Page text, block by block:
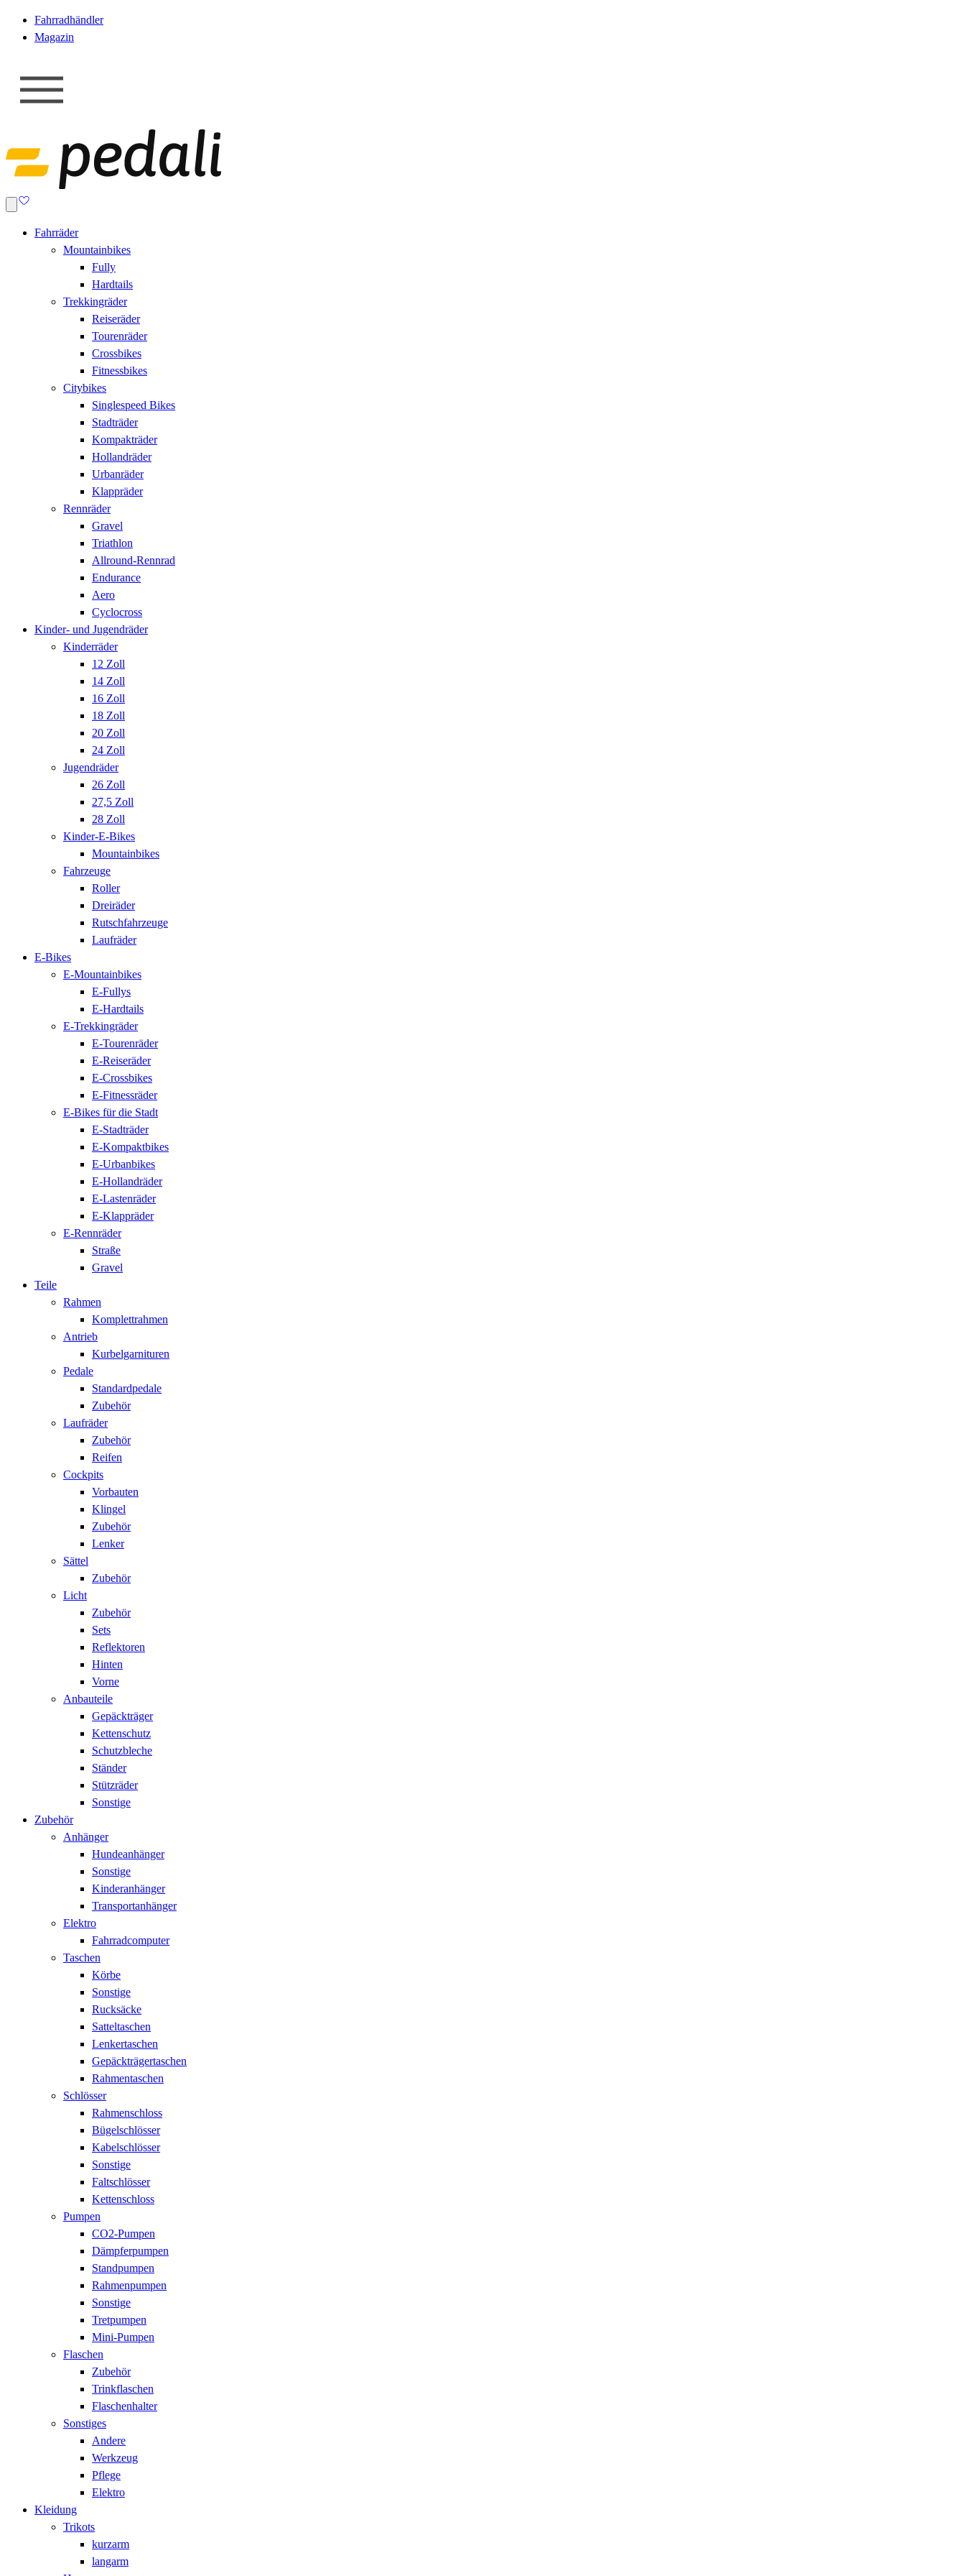
Fahrradhändler
Magazin
Fahrräder
Mountainbikes
Fully
Hardtails
Trekkingräder
Reiseräder
Tourenräder
Crossbikes
Fitnessbikes
Citybikes
Singlespeed Bikes
Stadträder
Kompakträder
Hollandräder
Urbanräder
Klappräder
Rennräder
Gravel
Triathlon
Allround-Rennrad
Endurance
Aero
Cyclocross
Kinder- und Jugendräder
Kinderräder
12 Zoll
14 Zoll
16 Zoll
18 Zoll
20 Zoll
24 Zoll
Jugendräder
26 Zoll
27,5 Zoll
28 Zoll
Kinder-E-Bikes
Mountainbikes
Fahrzeuge
Roller
Dreiräder
Rutschfahrzeuge
Laufräder
E-Bikes
E-Mountainbikes
E-Fullys
E-Hardtails
E-Trekkingräder
E-Tourenräder
E-Reiseräder
E-Crossbikes
E-Fitnessräder
E-Bikes für die Stadt
E-Stadträder
E-Kompaktbikes
E-Urbanbikes
E-Hollandräder
E-Lastenräder
E-Klappräder
E-Rennräder
Straße
Gravel
Teile
Rahmen
Komplettrahmen
Antrieb
Kurbelgarnituren
Pedale
Standardpedale
Zubehör
Laufräder
Zubehör
Reifen
Cockpits
Vorbauten
Klingel
Zubehör
Lenker
Sättel
Zubehör
Licht
Zubehör
Sets
Reflektoren
Hinten
Vorne
Anbauteile
Gepäckträger
Kettenschutz
Schutzbleche
Ständer
Stützräder
Sonstige
Zubehör
Anhänger
Hundeanhänger
Sonstige
Kinderanhänger
Transportanhänger
Elektro
Fahrradcomputer
Taschen
Körbe
Sonstige
Rucksäcke
Satteltaschen
Lenkertaschen
Gepäckträgertaschen
Rahmentaschen
Schlösser
Rahmenschloss
Bügelschlösser
Kabelschlösser
Sonstige
Faltschlösser
Kettenschloss
Pumpen
CO2-Pumpen
Dämpferpumpen
Standpumpen
Rahmenpumpen
Sonstige
Tretpumpen
Mini-Pumpen
Flaschen
Zubehör
Trinkflaschen
Flaschenhalter
Sonstiges
Andere
Werkzeug
Pflege
Elektro
Kleidung
Trikots
kurzarm
langarm